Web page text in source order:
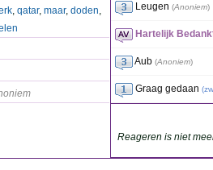
, qatar, maar, doden,
Leugen (Anoniem)
Hartelijk
Aub (Anoniem)
Graag gedaan (
Reageren is niet